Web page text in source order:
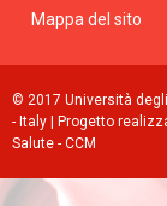
Mappa del sito
© 2017 Università
- Italy | Progetto
Salute - CCM